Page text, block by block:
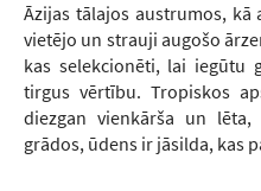
Āzijas tālajos austrumos,
vietējo un strauji augošo
kas selekcionēti, lai iegūtu
tirgus vērtību. Tropiskos
diezgan vienkārša un
grādos, ūdens ir jāsilda, kas